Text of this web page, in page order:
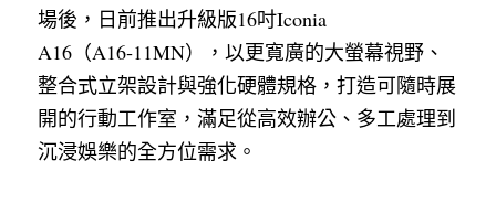
場後，日前推出升級版16吋Iconia
A16（A16‑11MN），以更寬廣的大螢幕視野、
整合式立架設計與強化硬體規格，打造可隨時展
開的行動工作室，滿足從高效辦公、多工處理到
沉浸娛樂的全方位需求。